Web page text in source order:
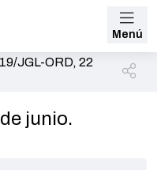
Menú
JGL-ORD, 22
junio.